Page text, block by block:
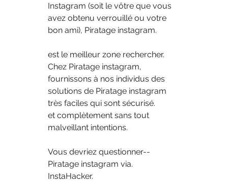
Instagram (soit le vôtre que vous
avez obtenu verrouillé ou votre
bon ami), Piratage instagram.
est le meilleur zone rechercher.
Chez Piratage instagram,
fournissons à nos individus des
solutions de Piratage instagram
très faciles qui sont sécurisé.
et complètement sans tout
malveillant intentions.
Vous devriez questionner--
Piratage instagram via.
InstaHacker.